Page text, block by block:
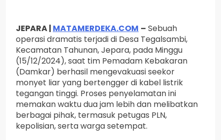
JEPARA | MATAMERDEKA.COM – Sebuah
operasi dramatis terjadi di Desa Tegalsambi,
Kecamatan Tahunan, Jepara, pada Minggu
(15/12/2024), saat tim Pemadam Kebakaran
(Damkar) berhasil mengevakuasi seekor
monyet liar yang bertengger di kabel listrik
tegangan tinggi. Proses penyelamatan ini
memakan waktu dua jam lebih dan melibatkan
berbagai pihak, termasuk petugas PLN,
kepolisian, serta warga setempat.